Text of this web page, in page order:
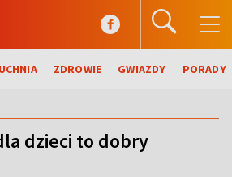
ZDROWIE GWIAZDY PORADY
dzieci to dobry